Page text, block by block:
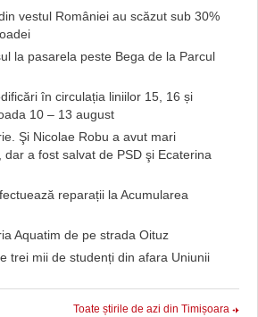
vestul României au scăzut sub 30%
la pasarela peste Bega de la Parcul
în circulația liniilor 15, 16 și
10 – 13 august
Şi Nicolae Robu a avut mari
dar a fost salvat de PSD şi Ecaterina
reparații la Acumularea
Aquatim de pe strada Oituz
trei mii de studenți din afara Uniunii
Toate știrile de azi din Timișoara